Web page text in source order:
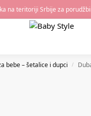
na teritoriji Srbije za
bebe – šetalice i dupci /